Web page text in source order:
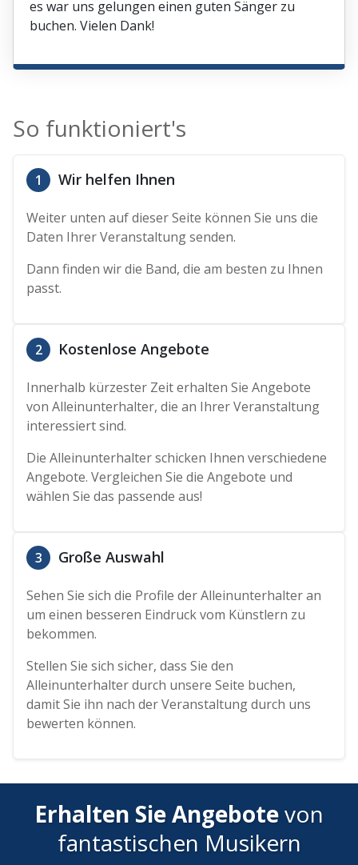
es war uns gelungen einen guten Sänger zu
buchen. Vielen Dank!
So funktioniert's
1 Wir helfen Ihnen
Weiter unten auf dieser Seite können Sie uns die
Daten Ihrer Veranstaltung senden.
Dann finden wir die Band, die am besten zu Ihnen
passt.
2 Kostenlose Angebote
Innerhalb kürzester Zeit erhalten Sie Angebote
von Alleinunterhalter, die an Ihrer Veranstaltung
interessiert sind.
Die Alleinunterhalter schicken Ihnen verschiedene
Angebote. Vergleichen Sie die Angebote und
wählen Sie das passende aus!
3 Große Auswahl
Sehen Sie sich die Profile der Alleinunterhalter an
um einen besseren Eindruck vom Künstlern zu
bekommen.
Stellen Sie sich sicher, dass Sie den
Alleinunterhalter durch unsere Seite buchen,
damit Sie ihn nach der Veranstaltung durch uns
bewerten können.
Erhalten Sie Angebotevon
fantastischen Musikern